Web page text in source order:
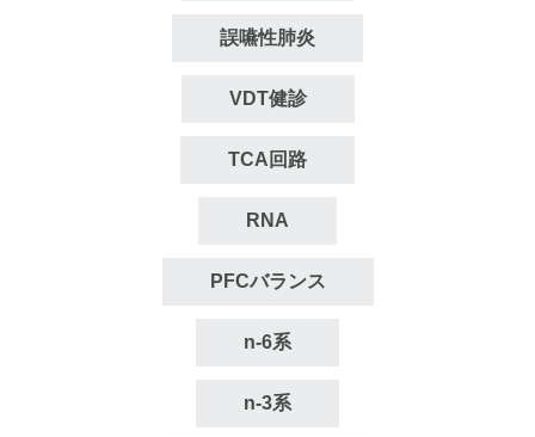
誤嚥性肺炎
VDT健診
TCA回路
RNA
PFCバランス
n‐6系
n‐3系